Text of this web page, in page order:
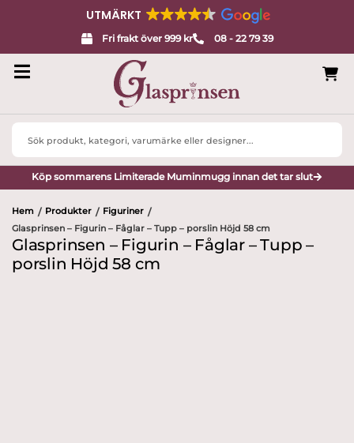
UTMÄRKT
Fri frakt över 999 kr 08 - 22 79 39
Search
Köp sommarens Limiterade Muminmugg innan det tar slut
Hem / Produkter / Figuriner /
Glasprinsen – Figurin – Fåglar – Tupp – porslin Höjd 58 cm
Glasprinsen – Figurin – Fåglar – Tupp –
porslin Höjd 58 cm